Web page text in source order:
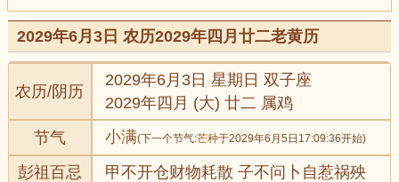
2029年6月3日 农历2029年四月廿二老黄历
农历/阴历
2029年6月3日 星期日 双子座
2029年四月 (大) 廿二 属鸡
节气
小满(下一个节气:芒种于2029年6月5日17:09:36开始)
彭祖百忌
甲不开仓财物耗散 子不问卜自惹祸殃